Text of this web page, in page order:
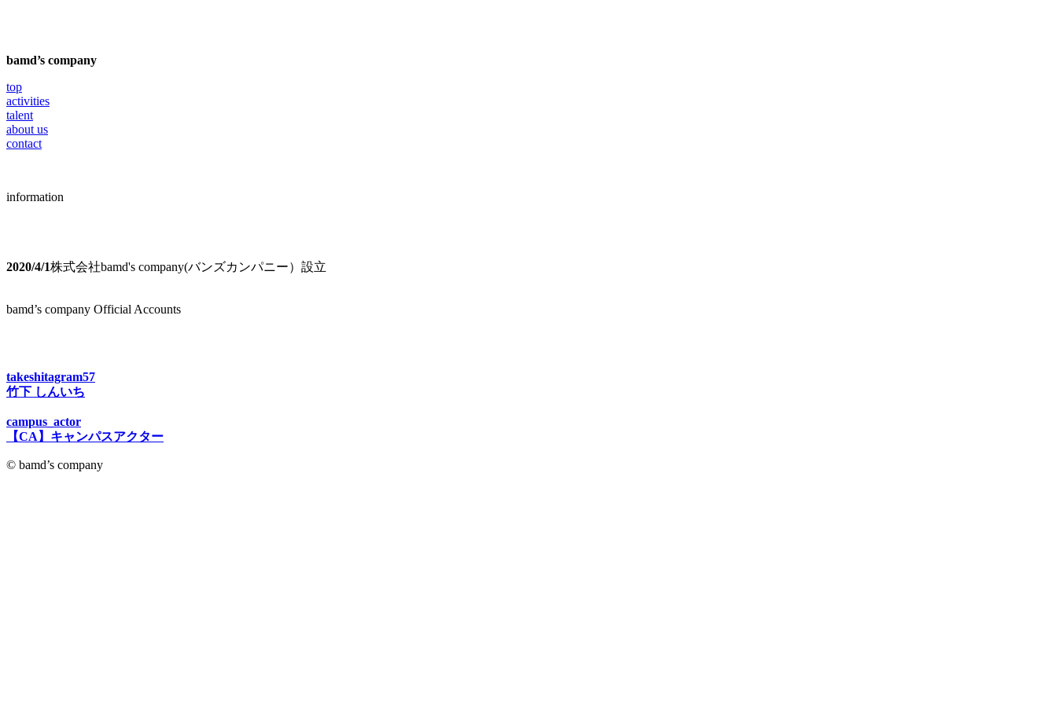
bamd’s company
top
activities
talent
about us
contact
information
2020/4/1株式会社bamd's company(バンズカンパニー）設立
bamd’s company Official Accounts
takeshitagram57
竹下 しんいち
campus_actor
【CA】キャンパスアクター
© bamd’s company